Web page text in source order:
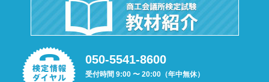
050-5541-8600
受付時間 9:00 〜 20:00（年中無休）